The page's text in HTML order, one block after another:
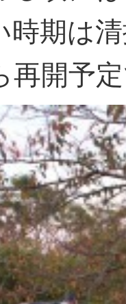
時期は
再開予